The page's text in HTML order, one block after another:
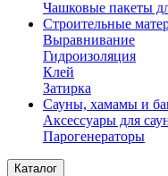
Чашковые пакеты
Строительные
Выравнивание
Гидроизоляция
Клей
Затирка
Сауны, хамамы и
Аксессуары для
Парогенераторы
Каталог